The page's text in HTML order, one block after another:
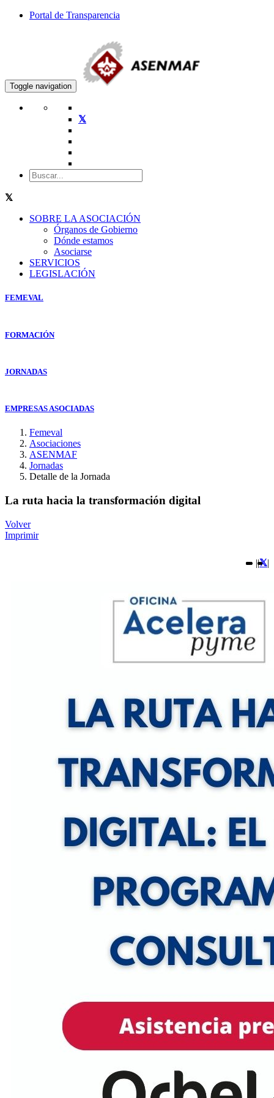
Portal de Transparencia
Toggle navigation
SOBRE LA ASOCIACIÓN
Órganos de Gobierno
Dónde estamos
Asociarse
SERVICIOS
LEGISLACIÓN
FEMEVAL
FORMACIÓN
JORNADAS
EMPRESAS ASOCIADAS
Femeval
Asociaciones
ASENMAF
Jornadas
Detalle de la Jornada
La ruta hacia la transformación digital
Volver
Imprimir
|| |